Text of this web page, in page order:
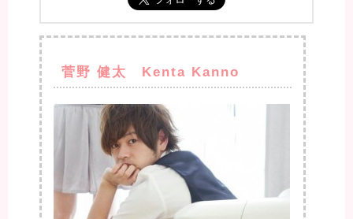
菅野 健太 Kenta Kanno